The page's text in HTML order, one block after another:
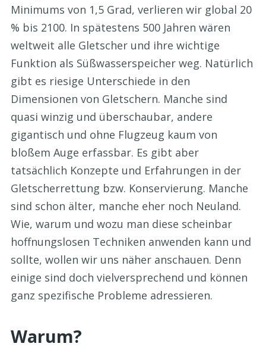
Minimums von 1,5 Grad, verlieren wir global 20
% bis 2100. In spätestens 500 Jahren wären
weltweit alle Gletscher und ihre wichtige
Funktion als Süßwasserspeicher weg. Natürlich
gibt es riesige Unterschiede in den
Dimensionen von Gletschern. Manche sind
quasi winzig und überschaubar, andere
gigantisch und ohne Flugzeug kaum von
bloßem Auge erfassbar. Es gibt aber
tatsächlich Konzepte und Erfahrungen in der
Gletscherrettung bzw. Konservierung. Manche
sind schon älter, manche eher noch Neuland.
Wie, warum und wozu man diese scheinbar
hoffnungslosen Techniken anwenden kann und
sollte, wollen wir uns näher anschauen. Denn
einige sind doch vielversprechend und können
ganz spezifische Probleme adressieren.
Warum?